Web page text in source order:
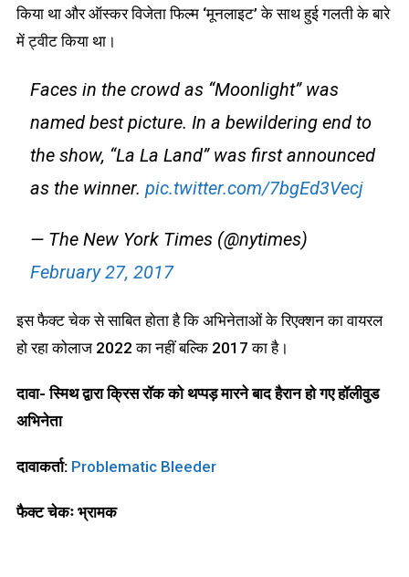
किया था और ऑस्कर विजेता फिल्म ‘मूनलाइट’ के साथ हुई गलती के बारे
में ट्वीट किया था।
Faces in the crowd as “Moonlight” was
named best picture. In a bewildering end to
the show, “La La Land” was first announced
as the winner. pic.twitter.com/7bgEd3Vecj
— The New York Times (@nytimes)
February 27, 2017
इस फैक्ट चेक से साबित होता है कि अभिनेताओं के रिएक्शन का वायरल
हो रहा कोलाज 2022 का नहीं बल्कि 2017 का है।
दावा- स्मिथ द्वारा क्रिस रॉक को थप्पड़ मारने बाद हैरान हो गए हॉलीवुड
अभिनेता
दावाकर्ता: Problematic Bleeder
फैक्ट चेकः भ्रामक